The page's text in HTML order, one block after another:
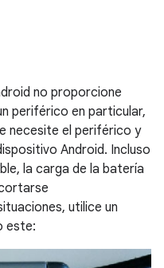
no proporcione
periférico en particular,
necesite el periférico y
Android. Incluso
la carga de la batería
utilice un
este: